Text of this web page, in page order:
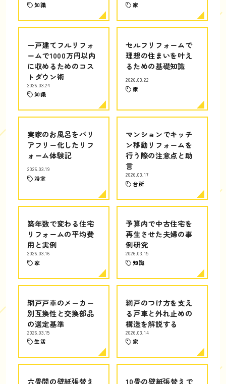
知識 家
一戸建てフルリフォ
ームで1000万円以内
に収めるためのコス
トダウン術
2026.03.24
知識
セルフリフォームで
理想の住まいを叶え
るための基礎知識
2026.03.22
家
実家のお風呂をバリ
アフリー化したリフ
ォーム体験記
2026.03.19
浴室
マンションでキッチ
ン移動リフォームを
行う際の注意点と助
言
2026.03.17
台所
築年数で変わる住宅
リフォームの平均費
用と実例
2026.03.16
家
予算内で中古住宅を
再生させた夫婦の事
例研究
2026.03.15
知識
網戸戸車のメーカー
別互換性と交換部品
の選定基準
2026.03.15
生活
網戸のつけ方を支え
る戸車と外れ止めの
構造を解説する
2026.03.14
家
六畳間の壁紙張替え
10畳の壁紙張替えで